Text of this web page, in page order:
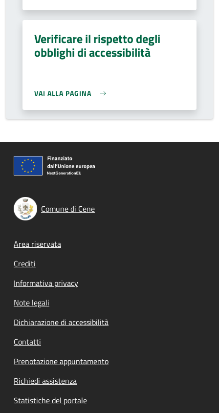
Verificare il rispetto degli
obblighi di accessibilità
VAI ALLA PAGINA
Comune di Cene
Footer menu
Area riservata
Crediti
Informativa privacy
Note legali
Dichiarazione di accessibilità
Contatti
Prenotazione appuntamento
Richiedi assistenza
Statistiche del portale